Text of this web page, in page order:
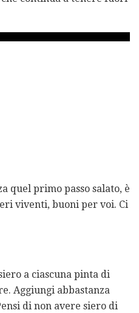
quel primo passo salato, è
viventi, buoni per voi. Ci
a ciascuna pinta di
Aggiungi abbastanza
di non avere siero di